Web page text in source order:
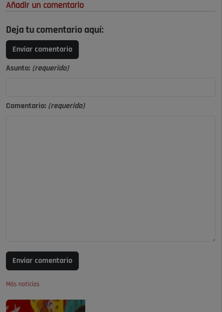
Añadir un comentario
Deja tu comentario aquí:
Enviar comentario
Asunto: (requerido)
Comentario: (requerido)
Enviar comentario
Más noticias